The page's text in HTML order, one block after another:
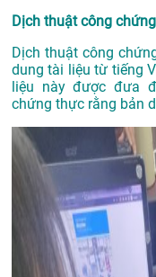
Dịch thuật công
Dịch thuật công
dung tài liệu từ tiếng
liệu này được đưa
chứng thực rằng bản